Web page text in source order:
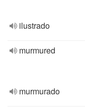
ilustrado
murmured
murmurado